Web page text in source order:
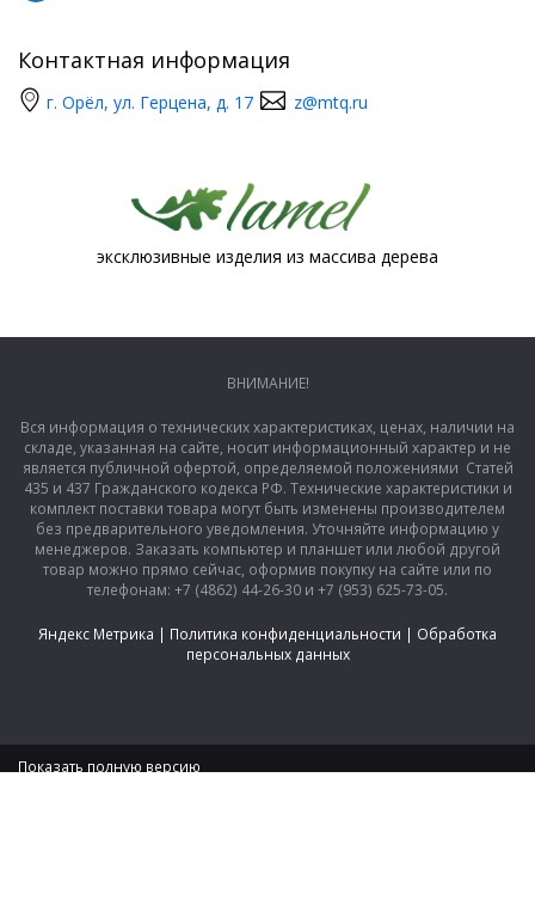
Контактная информация
г. Орёл, ул. Герцена, д. 17 z@mtq.ru
эксклюзивные изделия из массива дерева
ВНИМАНИЕ!
Вся информация о технических характеристиках, ценах, наличии на
складе, указанная на сайте, носит информационный характер и не
является публичной офертой, определяемой положениями Статей
435 и 437 Гражданского кодекса РФ. Технические характеристики и
комплект поставки товара могут быть изменены производителем
без предварительного уведомления. Уточняйте информацию у
менеджеров. Заказать компьютер и планшет или любой другой
товар можно прямо сейчас, оформив покупку на сайте или по
телефонам: +7 (4862) 44-26-30 и +7 (953) 625-73-05.
Яндекс Метрика | Политика конфиденциальности | Обработка
персональных данных
Показать полную версию